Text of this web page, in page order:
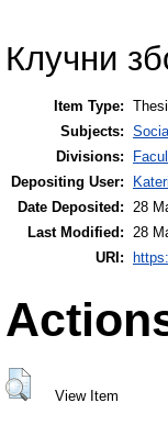
Клучни
Item Type:
Subjects:
Divisions:
Depositing User:
Date Deposited: 28
Last Modified: 28
URI:
View Item